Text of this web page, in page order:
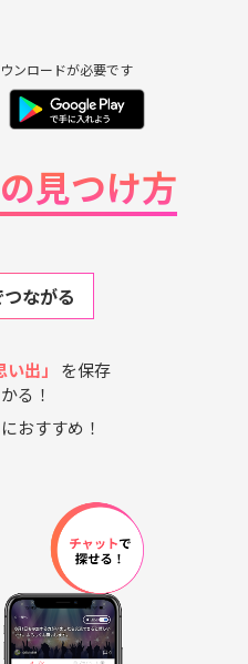
ュースを共有して、日々の推し活
みませんか？あなたの意見もぜひ
ンロードが必要です
見つけ方
ながる
い出」
を保存
る！
におすすめ！